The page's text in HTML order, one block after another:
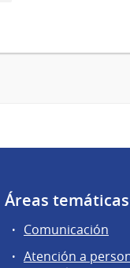
Áreas temáticas
Comunicación
Atención a